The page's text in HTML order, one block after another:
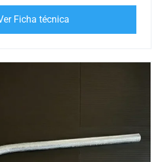
Ficha técnica